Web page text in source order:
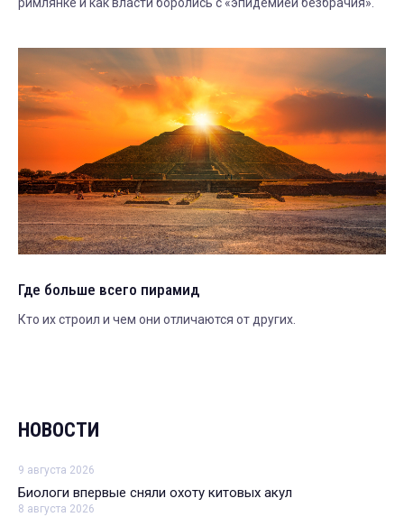
Где больше всего пирамид
Кто их строил и чем они отличаются от других.
НОВОСТИ
9 августа 2026
Биологи впервые сняли охоту китовых акул
8 августа 2026